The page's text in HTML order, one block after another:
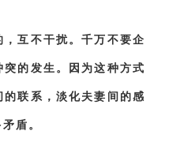
互不干扰。千万不要企
的发生。因为这种方式
联系，淡化夫妻间的感
盾。